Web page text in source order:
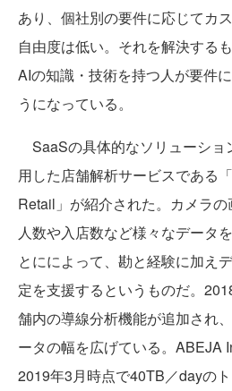
あり、個社別の要件に応じてカ
自由度は低い。それを解決する
AIの知識・技術を持つ人が要件
うになっている。
SaaSの具体的なソリューショ
用した店舗解析サービスである
Retail」が紹介された。カメラ
人数や入店数など様々なデータ
とにによって、勘と経験に加え
定を支援するというものだ。
舗内の導線分析機能が追加され
ータの幅を広げている。ABEJA
2019年3月時点で40TB／dayの